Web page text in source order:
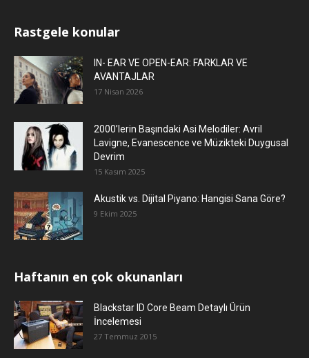
Rastgele konular
IN- EAR VE OPEN-EAR: FARKLAR VE
AVANTAJLAR
17 Nisan 2026
2000’lerin Başındaki Asi Melodiler: Avril
Lavigne, Evanescence ve Müzikteki Duygusal
Devrim
15 Kasım 2025
Akustik vs. Dijital Piyano: Hangisi Sana Göre?
9 Ekim 2025
Haftanın en çok okunanları
Blackstar ID Core Beam Detaylı Ürün
İncelemesi
27 Temmuz 2015